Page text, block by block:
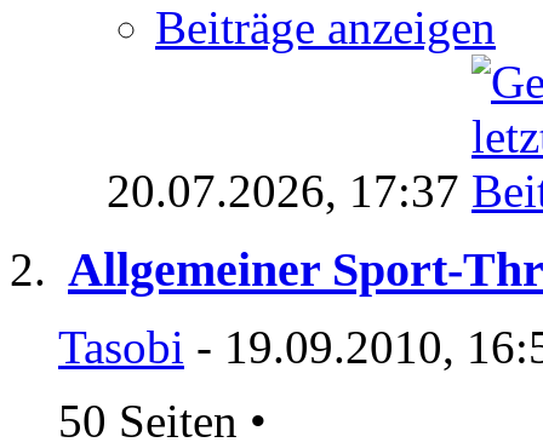
Beiträge anzeigen
20.07.2026, 17:37
Allgemeiner Sport-
Tasobi - 19.09.2010,
50 Seiten •